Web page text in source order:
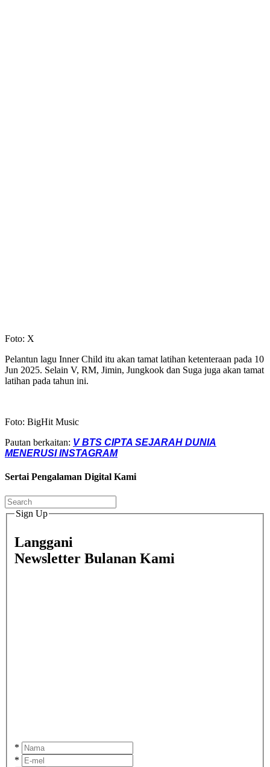
Foto: X
Pelantun lagu Inner Child itu akan tamat latihan ketenteraan pada 10
Jun 2025. Selain V, RM, Jimin, Jungkook dan Suga juga akan tamat
latihan pada tahun ini.
Foto: BigHit Music
Pautan berkaitan: V BTS CIPTA SEJARAH DUNIA
MENERUSI INSTAGRAM
Sertai Pengalaman Digital Kami
Sign Up
Langgani
Newsletter Bulanan Kami
*
*